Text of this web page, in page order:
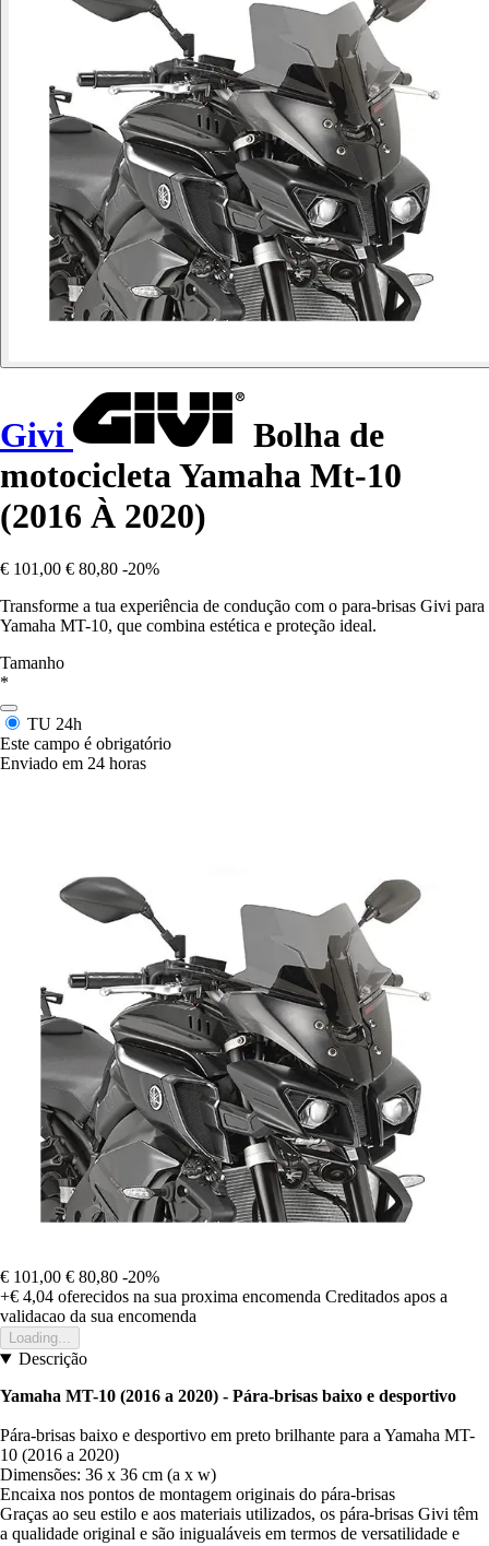
Givi
Bolha de
motocicleta Yamaha Mt-10
(2016 À 2020)
€ 101,00 € 80,80 -20%
Transforme a tua experiência de condução com o para-brisas Givi para
Yamaha MT-10, que combina estética e proteção ideal.
Tamanho
*
TU 24h
Este campo é obrigatório
Enviado em 24 horas
€ 101,00 € 80,80 -20%
+€ 4,04 oferecidos na sua proxima encomenda Creditados apos a
validacao da sua encomenda
Loading...
Descrição
Yamaha MT-10 (2016 a 2020) - Pára-brisas baixo e desportivo
Pára-brisas baixo e desportivo em preto brilhante para a Yamaha MT-
10 (2016 a 2020)
Dimensões: 36 x 36 cm (a x w)
Encaixa nos pontos de montagem originais do pára-brisas
Graças ao seu estilo e aos materiais utilizados, os pára-brisas Givi têm
a qualidade original e são inigualáveis em termos de versatilidade e